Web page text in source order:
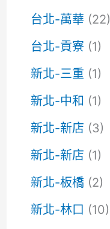
台北-萬華 (22)
台北-貢寮 (1)
新北-三重 (1)
新北-中和 (1)
新北-新店 (3)
新北-新店 (1)
新北-板橋(2)
新北-林口 (10)